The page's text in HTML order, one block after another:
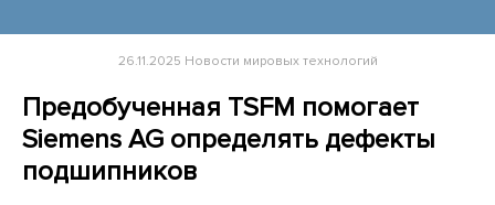
26.11.2025 Новости мировых технологий
Предобученная TSFM помогает
Siemens AG определять дефекты
подшипников